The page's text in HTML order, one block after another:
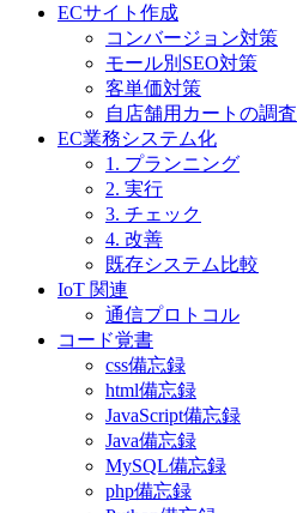
ECサイト作成
コンバージョン対策
モール別SEO対策
客単価対策
自店舗用カートの調査
EC業務システム化
1. プランニング
2. 実行
3. チェック
4. 改善
既存システム比較
IoT 関連
通信プロトコル
コード覚書
css備忘録
html備忘録
JavaScript備忘録
Java備忘録
MySQL備忘録
php備忘録